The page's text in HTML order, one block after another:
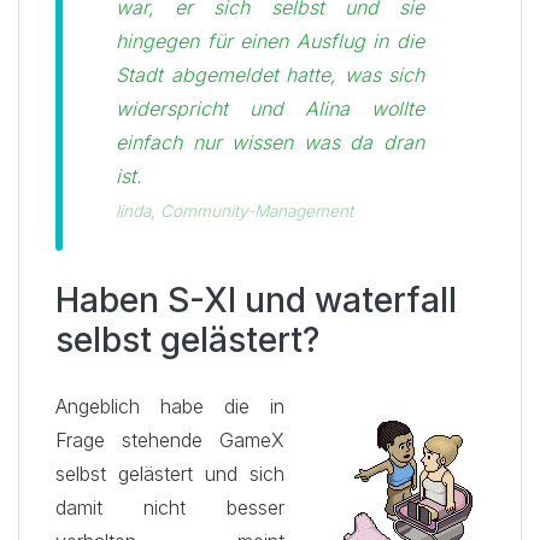
war, er sich selbst und sie
hingegen für einen Ausflug in die
Stadt abgemeldet hatte, was sich
widerspricht und Alina wollte
einfach nur wissen was da dran
ist.
linda, Community-Management
Haben S-XI und waterfall
selbst gelästert?
Angeblich habe die in
Frage stehende GameX
selbst gelästert und sich
damit nicht besser